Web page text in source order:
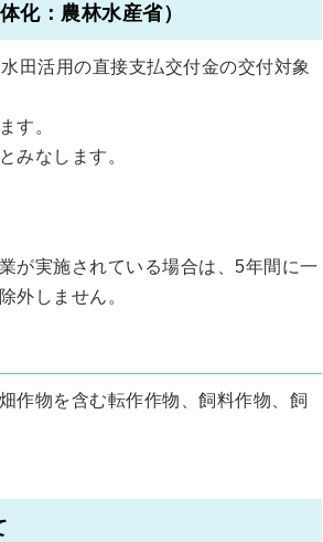
化：農林水産省）
田活用の直接支払交付金の交付対象
す。
みなします。
が実施されている場合は、5年間に一
外しません。
作物を含む転作作物、飼料作物、飼